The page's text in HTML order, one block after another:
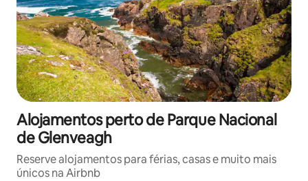
Alojamentos perto de Parque Nacional
de Glenveagh
Reserve alojamentos para férias, casas e muito mais
únicos na Airbnb